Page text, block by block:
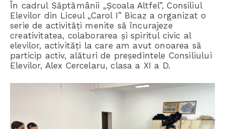
În cadrul Săptămânii „Școala Altfel”, Consiliul
Elevilor din Liceul „Carol I” Bicaz a organizat o
serie de activități menite să încurajeze
creativitatea, colaborarea și spiritul civic al
elevilor, activități la care am avut onoarea să
particip activ, alături de președintele Consiliului
Elevilor, Alex Cercelaru, clasa a XI a D.